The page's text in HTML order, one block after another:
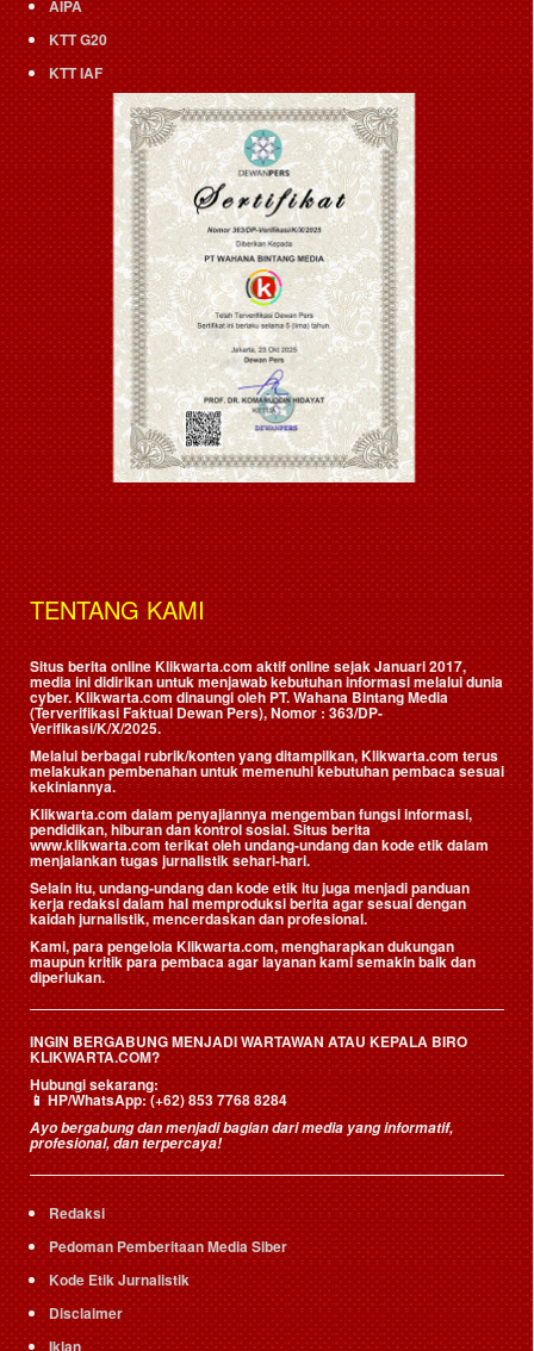
AIPA
KTT G20
KTT IAF
TENTANG KAMI
Situs berita online Klikwarta.com aktif online sejak Januari 2017,
media ini didirikan untuk menjawab kebutuhan informasi melalui dunia
cyber. Klikwarta.com dinaungi oleh PT. Wahana Bintang Media
(Terverifikasi Faktual Dewan Pers), Nomor : 363/DP-
Verifikasi/K/X/2025.
Melalui berbagai rubrik/konten yang ditampilkan, Klikwarta.com terus
melakukan pembenahan untuk memenuhi kebutuhan pembaca sesuai
kekiniannya.
Klikwarta.com dalam penyajiannya mengemban fungsi informasi,
pendidikan, hiburan dan kontrol sosial. Situs berita
www.klikwarta.com terikat oleh undang-undang dan kode etik dalam
menjalankan tugas jurnalistik sehari-hari.
Selain itu, undang-undang dan kode etik itu juga menjadi panduan
kerja redaksi dalam hal memproduksi berita agar sesuai dengan
kaidah jurnalistik, mencerdaskan dan profesional.
Kami, para pengelola Klikwarta.com, mengharapkan dukungan
maupun kritik para pembaca agar layanan kami semakin baik dan
diperlukan.
INGIN BERGABUNG MENJADI WARTAWAN ATAU KEPALA BIRO
KLIKWARTA.COM?
Hubungi sekarang:
📱HP/WhatsApp:(+62) 853 7768 8284
Ayo bergabung dan menjadi bagian dari media yang informatif,
profesional, dan terpercaya!
Redaksi
Pedoman Pemberitaan Media Siber
Kode Etik Jurnalistik
Disclaimer
Iklan